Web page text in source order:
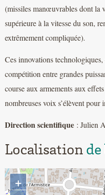
(missiles manœuvrables dont la
supérieure à la vitesse du son,
extrêmement compliquée).
Ces innovations
compétition entre grandes
course aux armements aux
nombreuses voix s’élèvent pour
Direction scientifique : Julien
Localisation
+